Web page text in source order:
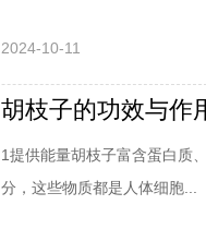
2024-10-11
胡枝子的功效与作
1提供能量胡枝子富含蛋白质
分，这些物质都是人体细胞...